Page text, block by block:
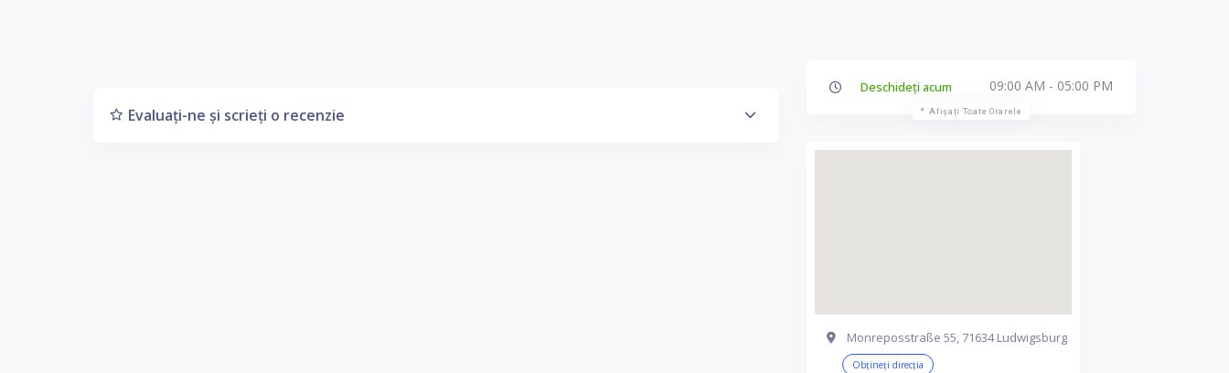
Evaluați-ne și scrieți o recenzie
Deschideți acum 09:00 AM - 05:00 PM
Afișați Toate Orarele
Monreposstraße 55, 71634 Ludwigsburg
Obțineți direcția